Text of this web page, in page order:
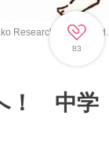
Research Institute Ltd.
83
！ 中学